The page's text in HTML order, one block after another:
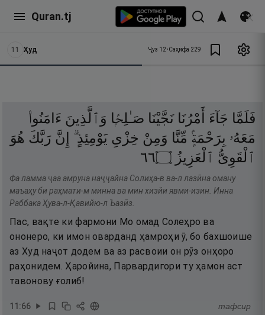
Quran.tj
11 Ҳуд Ҷуз 12•Саҳифа 229
فَلَمَّا جَآءَ أَمْرُنَا نَجَّيْنَا صَـٰلِحًۭا وَٱلَّذِينَ ءَامَنُوا۟
مَعَهُۥ بِرَحْمَةٍۢ مِّنَّا وَمِنْ خِزْىِ يَوْمِئِذٍ ۗ إِنَّ رَبَّكَ هُوَ
ٱلْقَوِىُّ ٱلْعَزِيزُ ۝٦٦
Фа ламма ҷаа амруна наҷҷайна Солиҳа-в ва-л лазӣна оману
маъаҳу би раҳмати-м минна ва мин хизйи явми-изин. Инна
Раббака Ҳува-л-Қавийю-л Ъазӣз.
Пас, вақте ки фармони Мо омад Солеҳро ва
ононеро, ки имон оварданд ҳамроҳи ӯ, бо бахшоише
аз Худ наҷот додем ва аз расвоии он рӯз онҳоро
раҳонидем. Ҳаройина, Парвардигори ту ҳамон аст
тавонову ғолиб!
11:66 тафсир